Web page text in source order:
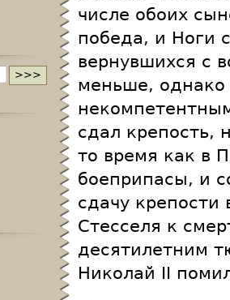
числе обоих
победа, и Ноги
вернувшихся с
меньше, однако
сдал крепость,
то время как в
боеприпасы, и
сдачу крепости
Стесселя к
десятилетним
Николай II